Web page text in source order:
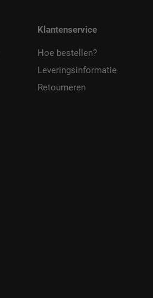
Klantenservice
Hoe bestellen?
Leveringsinformatie
Retourneren